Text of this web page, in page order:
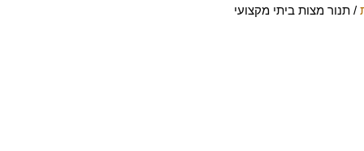
/ תנור מצות ביתי מקצועי